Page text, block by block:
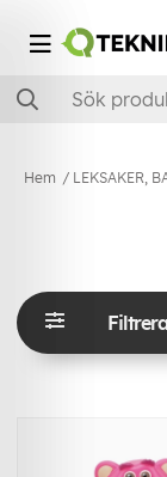
Hem LEKSAKER,
Filtrera